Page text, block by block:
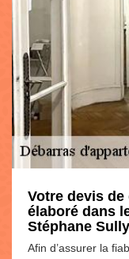
Votre devis de
élaboré dans
Stéphane
Afin d’assurer la